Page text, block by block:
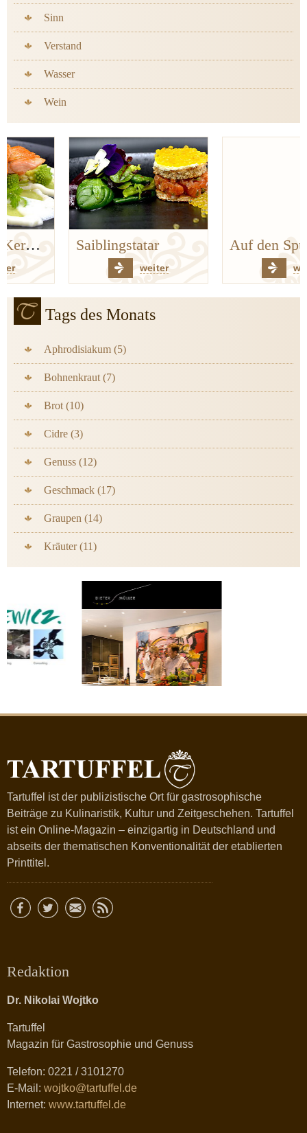
Sinn
Verstand
Wasser
Wein
Saiblingstatar Auf den Spuren der Bergischen Küchenklassiker
Tags des Monats
Aphrodisiakum (5)
Bohnenkraut (7)
Brot (10)
Cidre (3)
Genuss (12)
Geschmack (17)
Graupen (14)
Kräuter (11)
Tartuffel ist der publizistische Ort für gastrosophische
Beiträge zu Kulinaristik, Kultur und Zeitgeschehen. Tartuffel
ist ein Online-Magazin – einzigartig in Deutschland und
abseits der thematischen Konventionalität der etablierten
Printtitel.
Redaktion
Dr. Nikolai Wojtko
Tartuffel
Magazin für Gastrosophie und Genuss
Telefon: 0221 / 3101270
E-Mail: wojtko@tartuffel.de
Internet: www.tartuffel.de